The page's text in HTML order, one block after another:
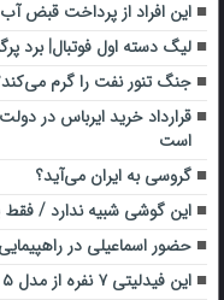
این افراد از پرداخت قبض
لیگ دسته اول فوتبال| برد
جنگ تنور نفت را گرم می‌کند؟
قرارداد خرید ایرباس در
است
گروسی به ایران می‌آید؟
این گوشی شبیه ندارد /
حضور اسماعیلی در
این فیدلیتی ۷ نفره از مدل ۵ نفره ارزان‌تر است! + جدول